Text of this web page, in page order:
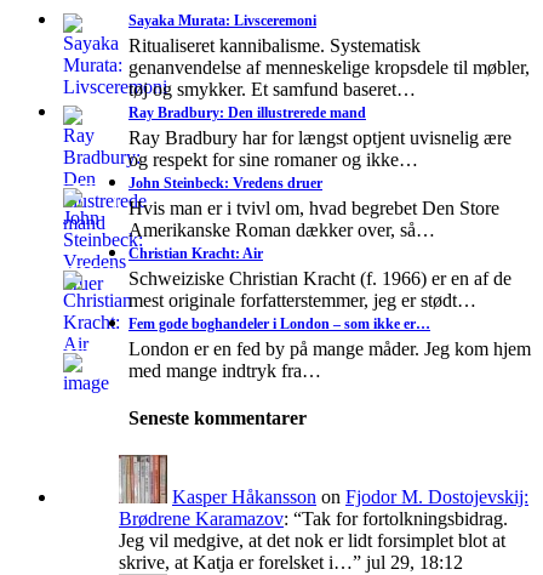
Sayaka Murata: Livsceremoni
Ritualiseret kannibalisme. Systematisk
genanvendelse af menneskelige kropsdele til møbler,
tøj og smykker. Et samfund baseret…
Ray Bradbury: Den illustrerede mand
Ray Bradbury har for længst optjent uvisnelig ære
og respekt for sine romaner og ikke…
John Steinbeck: Vredens druer
Hvis man er i tvivl om, hvad begrebet Den Store
Amerikanske Roman dækker over, så…
Christian Kracht: Air
Schweiziske Christian Kracht (f. 1966) er en af de
mest originale forfatterstemmer, jeg er stødt…
Fem gode boghandeler i London – som ikke er…
London er en fed by på mange måder. Jeg kom hjem
med mange indtryk fra…
Seneste kommentarer
Kasper Håkansson on Fjodor M. Dostojevskij:
Brødrene Karamazov: “Tak for fortolkningsbidrag.
Jeg vil medgive, at det nok er lidt forsimplet blot at
skrive, at Katja er forelsket i…” jul 29, 18:12